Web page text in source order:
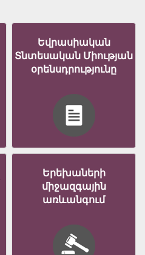
Եվրասիական
Տնտեսական Միության
օրենսդրությունը
Երեխաների
միջազգային
առևանգում